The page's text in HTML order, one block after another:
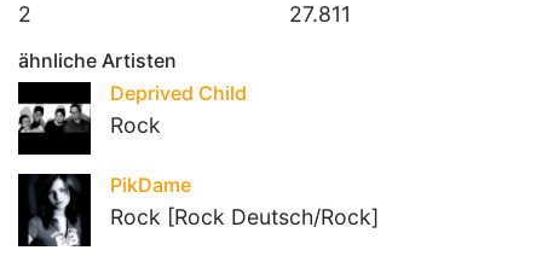
2
27.811
ähnliche Artisten
Deprived Child
Rock
PikDame
Rock [Rock Deutsch/Rock]